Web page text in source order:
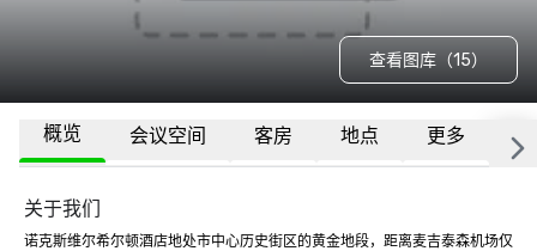
查看图库（15）
概览 会议空间 客房 地点 更多 常
关于我们
诺克斯维尔希尔顿酒店地处市中心历史街区的黄金地段，距离麦吉泰森机场仅